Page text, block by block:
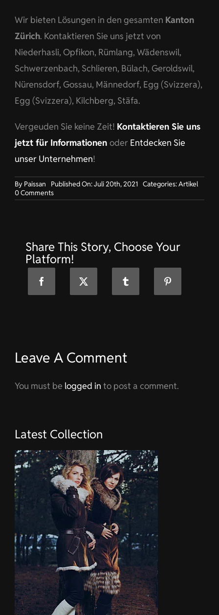
Wir bieten Lösungen in den gesamten Kanton
Zürich. Kontaktieren Sie uns jetzt von
Niederhasli, Opfikon, Rümlang, Wädenswil,
Schwerzenbach, Schlieren, Bülach, Geroldswil,
Nürensdorf, Gossau, Männedorf, Egg (Svizzera),
Egg (Svizzera), Kilchberg, Stäfa.
Vergeuden Sie keine Zeit! Kontaktieren Sie uns
jetzt für Informationen oder Entdecken Sie
unser Unternehmen!
By Paissan Published On: Juli 20th, 2021 Categories:Artikel
0 Commentson
Maßgeschneiderte
Niederhasli
Share This Story, Choose Your
Platform!
Leave A Comment
You must be logged in to post a comment.
Latest Collection